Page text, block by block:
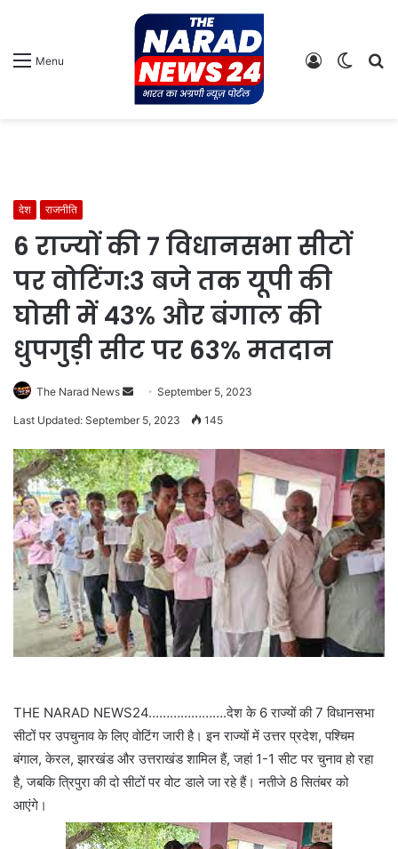
Menu
Switch
Log
देश राजनीति
6 राज्यों की 7 विधानसभा सीटों
पर वोटिंग:3 बजे तक यूपी की
घोसी में 43% और बंगाल की
धुपगुड़ी सीट पर 63% मतदान
The Narad News
Send September 5, 2023
Last Updated: September 5, 2023 145
THE NARAD NEWS24………………….देश के 6 राज्यों की 7 विधानसभा
सीटों पर उपचुनाव के लिए वोटिंग जारी है। इन राज्यों में उत्तर प्रदेश, पश्चिम
बंगाल, केरल, झारखंड और उत्तराखंड शामिल हैं, जहां 1-1 सीट पर चुनाव हो रहा
है, जबकि त्रिपुरा की दो सीटों पर वोट डाले जा रहे हैं। नतीजे 8 सितंबर को
आएंगे।